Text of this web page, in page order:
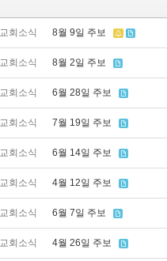
교회소식 8월 9일 주보
교회소식 8월 2일 주보
교회소식 6월 28일 주보
교회소식 7월 19일 주보
교회소식 6월 14일 주보
교회소식 4월 12일 주보
교회소식 6월 7일 주보
교회소식 4월 26일 주보